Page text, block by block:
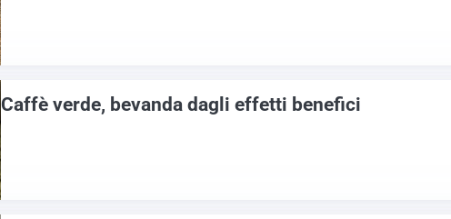
Caffè verde, bevanda dagli effetti benefici